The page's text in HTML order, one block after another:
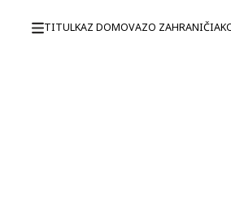
TITULKAZ DOMOVAZO ZAHRANIČIA